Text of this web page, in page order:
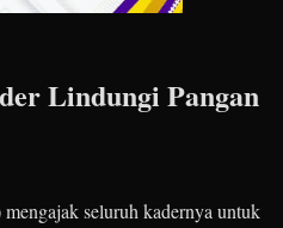
Lindungi Pangan
seluruh kadernya untuk